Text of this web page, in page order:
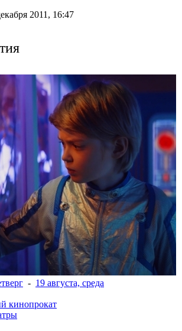
2011, 16:47
- 19 августа, среда
кинопрокат